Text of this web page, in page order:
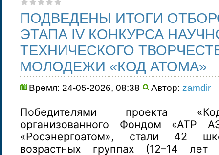
ПОДВЕДЕНЫ ИТОГИ
ЭТАПА IV КОНКУРСА
ТЕХНИЧЕСКОГО
МОЛОДЕЖИ «КОД АТОМА»
Время: 24-05-2026, 08:38 Автор: zamdir
Победителями проекта
организованного Фондом «АТР
«Росэнергоатом», стали 42
возрастных группах (12–14